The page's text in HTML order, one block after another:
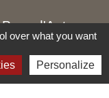
d'Apt-
over what you want
Personalize